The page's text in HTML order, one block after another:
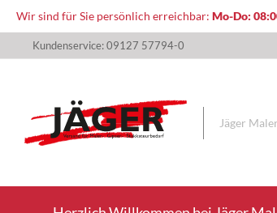
Wir sind für Sie persönlich erreichbar: Mo-Do:
zum
Kundenservice: 09127 57794-0
Jäger